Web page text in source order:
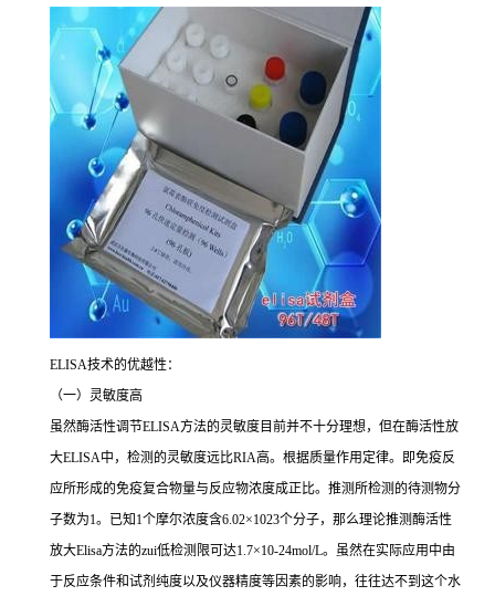
ELISA技术的优越性：
（一）灵敏度高
虽然酶活性调节ELISA方法的灵敏度目前并不十分理想，但在酶活性放
大ELISA中，检测的灵敏度远比RIA高。根据质量作用定律。即免疫反
应所形成的免疫复合物量与反应物浓度成正比。推测所检测的待测物分
子数为1。已知 1个摩尔浓度含6.02×1023个分子，那么理论推测酶活性
放大Elisa方法的zui低检测限可达1.7×10-24mol/L。虽然在实际应用中由
于反应条件和试剂纯度以及仪器精度等因素的影响，往往达不到这个水